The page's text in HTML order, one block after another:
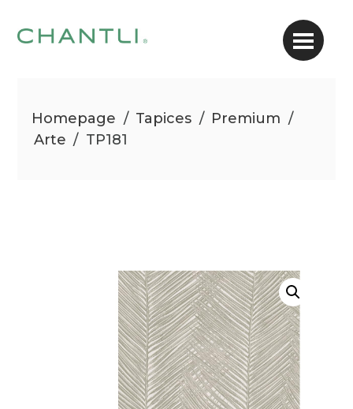
Homepage / Tapices / Premium /
Arte / TP181